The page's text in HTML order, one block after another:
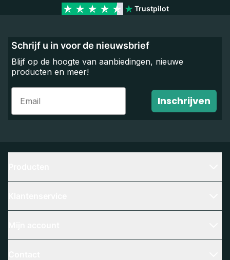
Trustpilot
Schrijf u in voor de nieuwsbrief
Blijf op de hoogte van aanbiedingen, nieuwe
producten en meer!
Email
Inschrijven